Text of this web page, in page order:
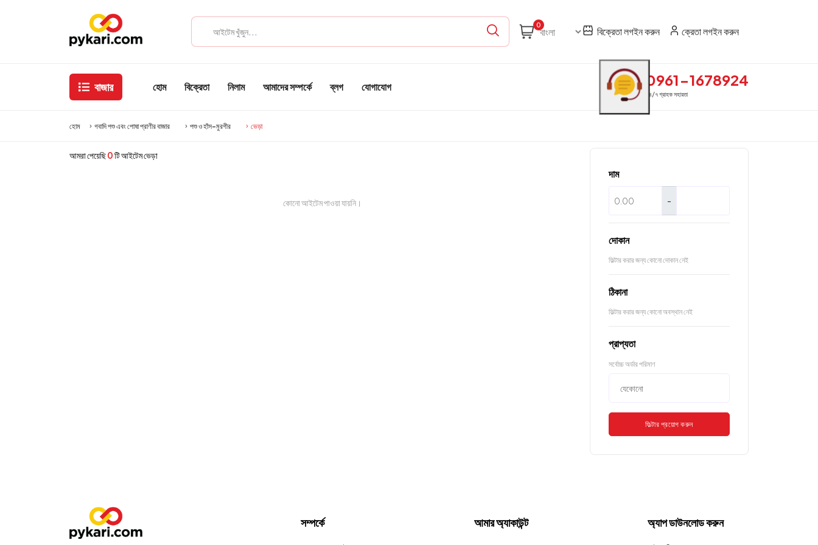
0
বিক্রেতা লগইন করুন ক্রেতা লগইন করুন
বাজার হোম বিক্রেতা নিলাম আমাদের সম্পর্কে ব্লগ যোগাযোগ 0961-1678924
২৪/৭ গ্রাহক সহায়তা
হোম গবাদি পশু এবং পোষা প্রাণীর বাজার পশু ও হাঁস-মুরগীর ভেড়া
আমরা পেয়েছি0টি আইটেম ভেড়া
কোনো আইটেম পাওয়া যায়নি।
দাম
-
দোকান
ফিল্টার করার জন্য কোনো দোকান নেই
ঠিকানা
ফিল্টার করার জন্য কোনো অবস্থান নেই
প্রাপ্যতা
সর্বোচ্চ অর্ডার পরিমাণ
ফিল্টার প্রয়োগ করুন
সম্পর্কে আমার অ্যাকাউন্ট অ্যাপ ডাউনলোড করুন